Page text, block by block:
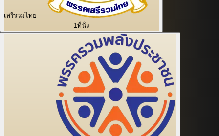
เสรีรวมไทย
1ที่นั่ง